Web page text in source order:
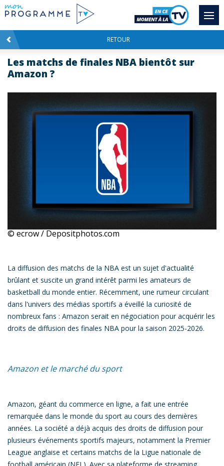
RETOUR
Les matchs de finales NBA bientôt sur
Amazon ?
© ecrow / Depositphotos.com
La diffusion des matchs de la NBA est un sujet d'actualité
brûlant et suscite un grand intérêt parmi les amateurs de
basketball du monde entier. Récemment, une rumeur circulant
dans l'univers des médias sportifs a éveillé la curiosité de
nombreux fans : Amazon serait en négociation pour acquérir les
droits de diffusion des finales NBA pour la saison 2025-2026.
Amazon et le marché du sport
Amazon, géant du commerce en ligne, a fait une entrée
remarquée dans le monde du sport au cours des dernières
années. La société a déjà acquis des droits de diffusion pour
plusieurs événements sportifs majeurs, notamment la Premier
League anglaise et certains matchs de la Ligue nationale de